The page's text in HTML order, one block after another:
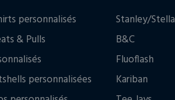
personnalisés
& Pulls
personnalisées
Stanley/Stella
B&C
Fluoflash
Kariban